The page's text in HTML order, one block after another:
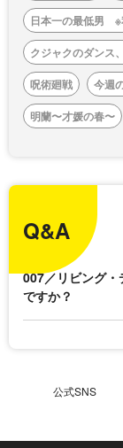
日本一の最低男 ※
クジャクのダンス
呪術廻戦
今週
明蘭〜才媛の春〜
Q&A
007／リビング
ですか？
公式SNS